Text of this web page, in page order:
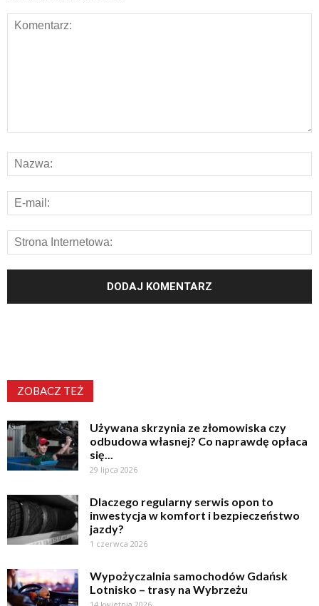
ZOBACZ TEŻ
Używana skrzynia ze złomowiska czy
odbudowa własnej? Co naprawdę opłaca
się...
29 lipca 2026
Dlaczego regularny serwis opon to
inwestycja w komfort i bezpieczeństwo
jazdy?
1 czerwca 2026
Wypożyczalnia samochodów Gdańsk
Lotnisko – trasy na Wybrzeżu